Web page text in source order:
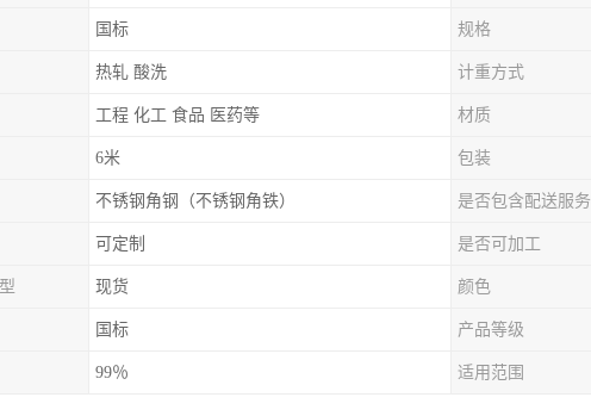
国标 规格
热轧 酸洗 计重方式
工程 化工 食品 医药等 材质
6米 包装
不锈钢角钢（不锈钢角铁） 是否包含配送服务
可定制 是否可加工
现货 颜色
国标 产品等级
99％ 适用范围